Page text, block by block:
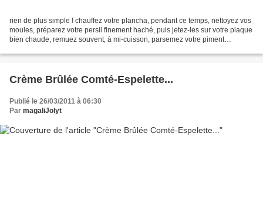
rien de plus simple ! chauffez votre plancha, pendant ce temps, nettoyez vos
moules, préparez votre persil finement haché, puis jetez-les sur votre plaque
bien chaude, remuez souvent, à mi-cuisson, parsemez votre piment
Crème Brûlée Comté-Espelette...
Publié le 26/03/2011 à 06:30
Par magaliJolyt